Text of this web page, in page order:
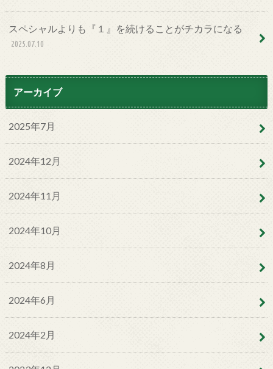
スペシャルよりも『１』を続けることがチカラになる
2025.07.10
アーカイブ
2025年7月
2024年12月
2024年11月
2024年10月
2024年8月
2024年6月
2024年2月